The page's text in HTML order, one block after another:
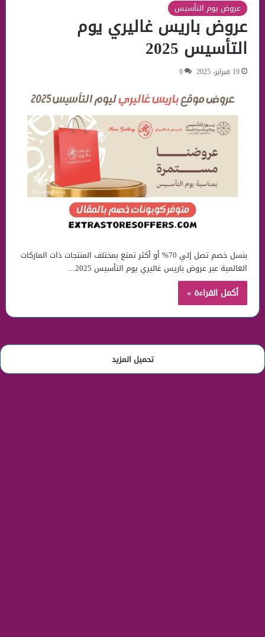
عروض يوم التأسيس
عروض باريس غاليري يوم
التأسيس 2025
19 فبراير، 2025 0
بنسل خصم تصل إلي 70% أو أكثر تمتع بمختلف المنتجات ذات الماركات
العالمية عبر عروض باريس غاليري يوم التأسيس 2025…
أكمل القراءة »
تحميل المزيد